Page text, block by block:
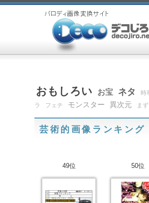
おもしろい お宝 ネタ 時
ラ フェチ モンスター 異次元 ま
芸術的画像ランキング
49位 50位